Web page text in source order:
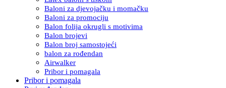
Baloni za djevojačku i momačku
Baloni za promociju
Balon folija okrugli s motivima
Balon brojevi
Balon broj samostojeći
balon za rođendan
Airwalker
Pribor i pomagala
Pribor i pomagala